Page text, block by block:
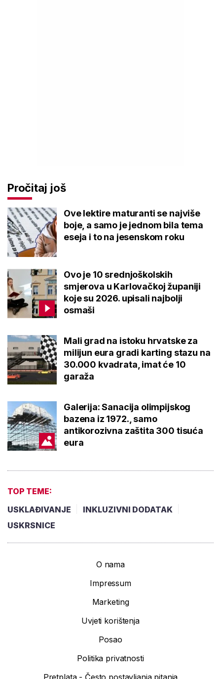
Pročitaj još
Ove lektire maturanti se najviše
boje, a samo je jednom bila tema
eseja i to na jesenskom roku
Ovo je 10 srednjoškolskih
smjerova u Karlovačkoj županiji
koje su 2026. upisali najbolji
osmaši
Mali grad na istoku hrvatske za
milijun eura gradi karting stazu na
30.000 kvadrata, imat će 10
garaža
Galerija: Sanacija olimpijskog
bazena iz 1972., samo
antikorozivna zaštita 300 tisuća
eura
TOP TEME:
USKLAĐIVANJE
INKLUZIVNI DODATAK
USKRSNICE
O nama
Impressum
Marketing
Uvjeti korištenja
Posao
Politika privatnosti